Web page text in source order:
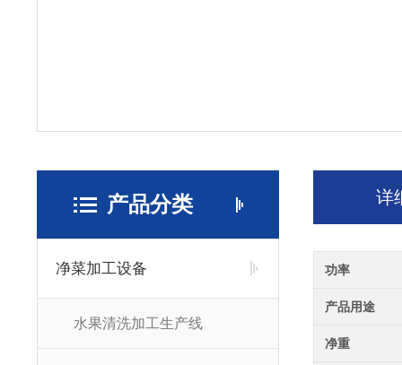
产品分类
净菜加工设备
水果清洗加工生产线
详
功率
产品用途
净重